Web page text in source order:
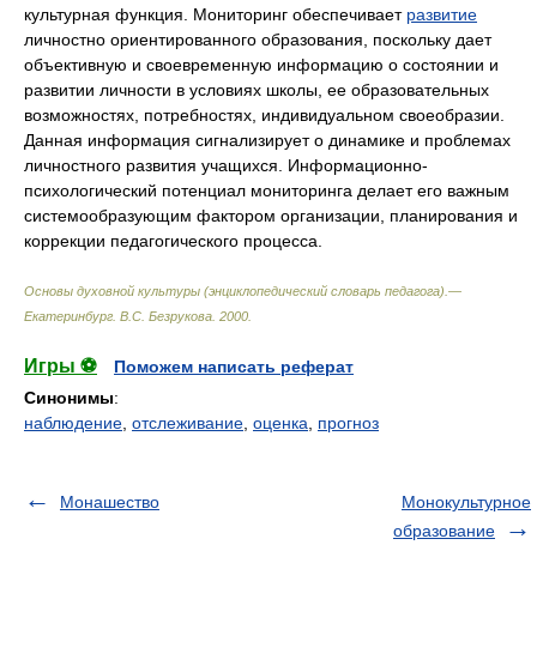
культурная функция. Мониторинг обеспечивает развитие
личностно ориентированного образования, поскольку дает
объективную и своевременную информацию о состоянии и
развитии личности в условиях школы, ее образовательных
возможностях, потребностях, индивидуальном своеобразии.
Данная информация сигнализирует о динамике и проблемах
личностного развития учащихся. Информационно-
психологический потенциал мониторинга делает его важным
системообразующим фактором организации, планирования и
коррекции педагогического процесса.
Основы духовной культуры (энциклопедический словарь педагога).—
Екатеринбург В.С. Безрукова 2000
Игры ⚽
Поможем написать реферат
Синонимы:
наблюдение отслеживание оценка прогноз
Монашество
Монокультурное
образование